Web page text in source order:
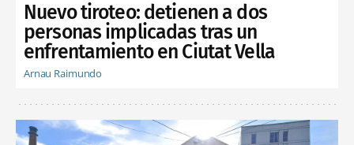
Nuevo tiroteo: detienen a dos
personas implicadas tras un
enfrentamiento en Ciutat Vella
Arnau Raimundo